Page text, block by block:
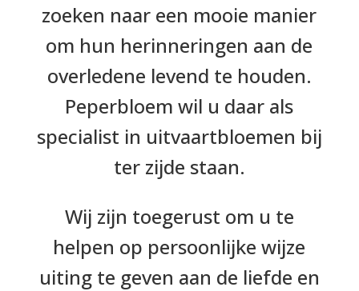
zoeken naar een mooie manier
om hun herinneringen aan de
overledene levend te houden.
Peperbloem wil u daar als
specialist in uitvaartbloemen bij
ter zijde staan.
Wij zijn toegerust om u te
helpen op persoonlijke wijze
uiting te geven aan de liefde en